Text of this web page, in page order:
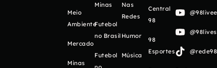
Meio
Ambiente
Mercado
Minas
Minas
Futebol
no Brasil
Futebol
Nas
Redes
Humor
Música
Central
98
98
Esportes